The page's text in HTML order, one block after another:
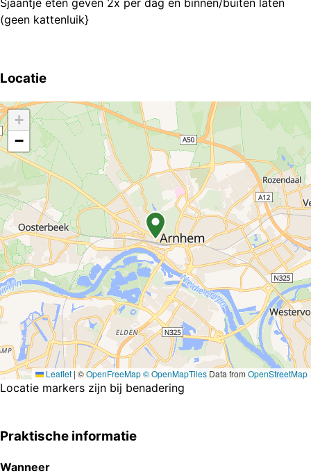
(geen kattenluik}
Locatie
+
−
Leaflet | ©OpenFreeMap© OpenMapTiles Data from OpenStreetMap
Locatie markers zijn bij benadering
Praktische informatie
Wanneer